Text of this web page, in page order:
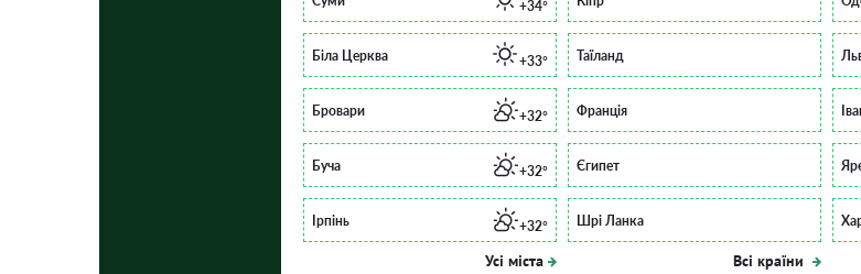
+34°
Біла Церква +33°
Бровари +32°
Буча +32°
Ірпінь +32°
Усі міста
Таїланд
Франція
Єгипет
Шрі Ланка
Всі країни